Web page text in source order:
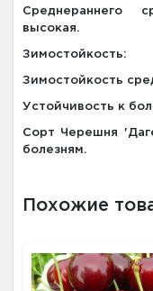
Среднераннего
высокая.
Зимостойкость:
Зимостойкость
Устойчивость к
Сорт Черешня
болезням.
Похожие